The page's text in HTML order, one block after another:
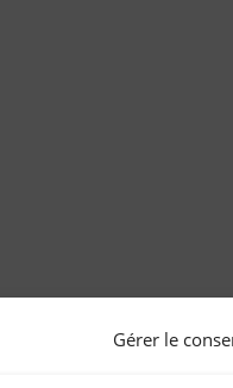
Gérer le